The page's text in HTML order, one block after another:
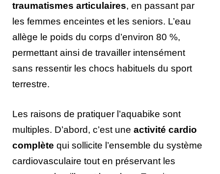
traumatismes articulaires, en passant par
les femmes enceintes et les seniors. L’eau
allège le poids du corps d’environ 80 %,
permettant ainsi de travailler intensément
sans ressentir les chocs habituels du sport
terrestre.
Les raisons de pratiquer l’aquabike sont
multiples. D’abord, c’est une activité cardio
complète qui sollicite l’ensemble du système
cardiovasculaire tout en préservant les